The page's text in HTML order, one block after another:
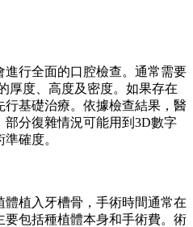
行全面的口腔檢查。通常需要
厚度、高度及密度。如果存在
行基礎治療。依據檢查結果，醫
分復雜情況可能用到3D數字
確度。
植入牙槽骨，手術時間通常在
要包括種植體本身和手術費。術